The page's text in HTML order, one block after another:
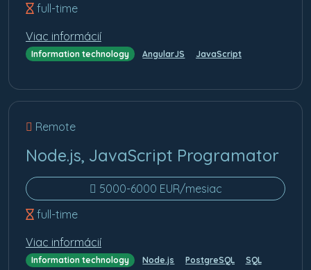
full-time
Viac informácií
Information technology AngularJS JavaScript
Remote
Node.js, JavaScript Programator
5000-6000 EUR/mesiac
full-time
Viac informácií
Information technology Node.js PostgreSQL
SQL